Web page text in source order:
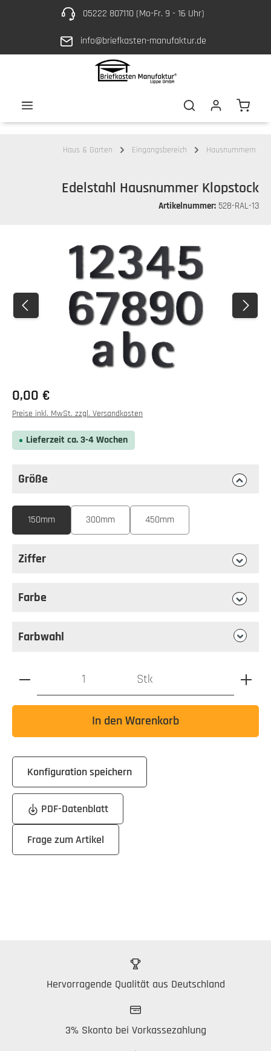
Zum Hauptinhalt springen05222 807110 (Mo-Fr. 9 - 16 Uhr)
info@briefkasten-manufaktur.de
Haus & Garten Eingangsbereich Hausnummern
Edelstahl Hausnummer Klopstock
Artikelnummer: 528-RAL-13
Bildergalerie überspringen
0,00 €
Preise inkl. MwSt. zzgl. Versandkosten
Lieferzeit ca. 3-4 Wochen
Größe
Größeauswählen
150mm 300mm 450mm
Ziffer
Farbe
Farbwahl
Produkt Anzahl: Gib den gewünschten Wert ein oder
Stk
In den Warenkorb
Konfiguration speichern
PDF-Datenblatt
Frage zum Artikel
Hervorragende Qualität aus Deutschland
3% Skonto bei Vorkassezahlung